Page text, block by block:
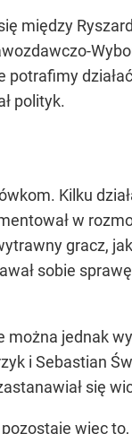
między
polityk.
Kilku
w
gracz,
sobie
jednak
i Sebastian
się
więc